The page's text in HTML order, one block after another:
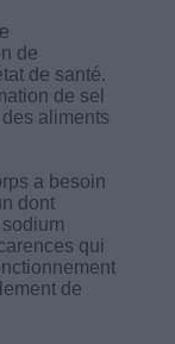
de
de santé.
de sel
aliments
a besoin
dont
qui
de